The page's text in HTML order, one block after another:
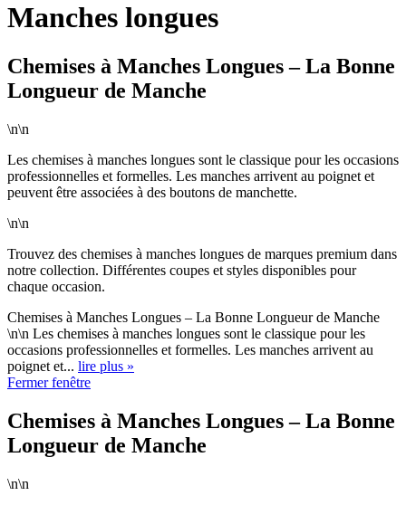
Manches longues
Chemises à Manches Longues – La Bonne
Longueur de Manche
\n\n
Les chemises à manches longues sont le classique pour les occasions
professionnelles et formelles. Les manches arrivent au poignet et
peuvent être associées à des boutons de manchette.
\n\n
Trouvez des chemises à manches longues de marques premium dans
notre collection. Différentes coupes et styles disponibles pour
chaque occasion.
Chemises à Manches Longues – La Bonne Longueur de Manche
\n\n Les chemises à manches longues sont le classique pour les
occasions professionnelles et formelles. Les manches arrivent au
poignet et... lire plus »
Fermer fenêtre
Chemises à Manches Longues – La Bonne
Longueur de Manche
\n\n